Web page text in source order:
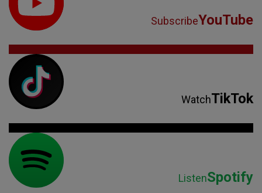
SubscribeYouTube
WatchTikTok
ListenSpotify